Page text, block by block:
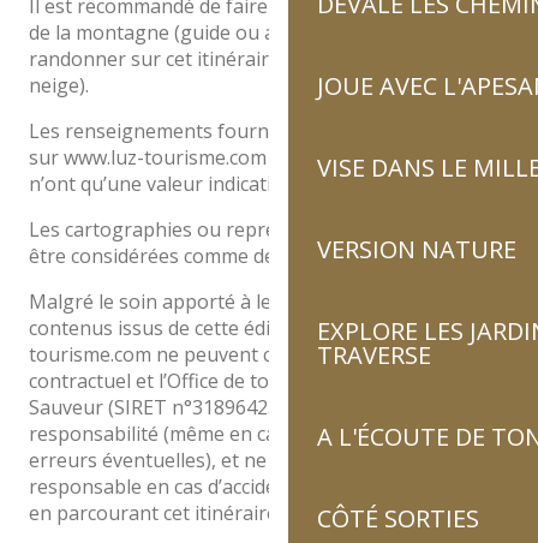
JOUE AVEC
VISE DANS LE
VERSION NATURE
EXPLORE LES
TRAVERSE
A L'ÉCOUTE DE
CÔTÉ SORTIES
Il est recommandé de faire appel à un professionnel
de la montagne (guide ou accompagnateur) pour
randonner sur cet itinéraire d’été (à envisager sans
neige).
Les renseignements fournis dans cette édition et/ou
sur www.luz-tourisme.com ainsi que les balisages
n’ont qu’une valeur indicative.
Les cartographies ou représentations ne peuvent
être considérées comme des tracés officiels.
Malgré le soin apporté à leur réalisation, les
contenus issus de cette édition et/ou de www.luz-
tourisme.com ne peuvent constituer un document
contractuel et l’Office de tourisme de Luz-Saint-
Sauveur (SIRET n°31896425100017) décline toute
responsabilité (même en cas de modifications ou
erreurs éventuelles), et ne pourra être tenu
responsable en cas d’accident ou de dommages subis
en parcourant cet itinéraire.